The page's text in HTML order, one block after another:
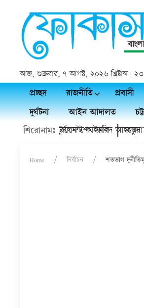
আজ, শুক্রবার, ৭ আগস্ট, ২০২৬ খ্রিষ্টাব্দ |
প্রচ্ছদ রাজনীতি প্রবাসী
দুর্ঘটনা
আইন আদালত
শিরোনামঃ
উদ্বোধন করলেন শেখ ফরিদ আহম্মেদ
ফুটবল টুর্নামেন্ট ফাইনাল কচুয়া পূর্ব
Home নির্বাচন শতভাগ